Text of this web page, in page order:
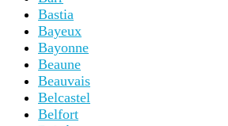
Bastia
Bayeux
Bayonne
Beaune
Beauvais
Belcastel
Belfort